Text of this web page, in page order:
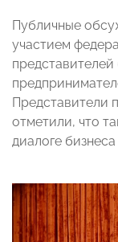
Публичные
участием
Представители
отметили, что
диалоге